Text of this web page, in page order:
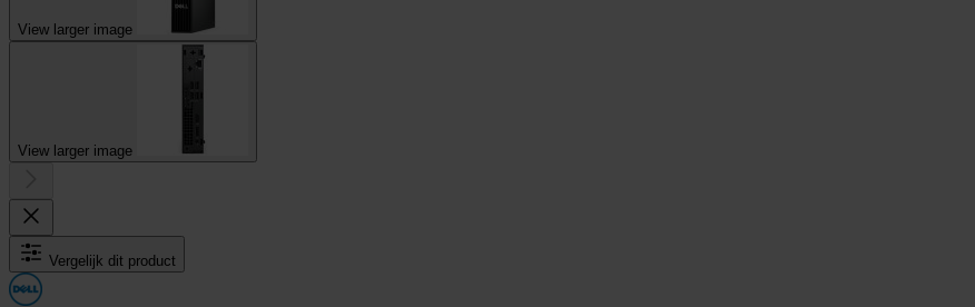
View larger image
View larger image
Vergelijk dit product